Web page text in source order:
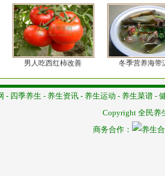
男人吃西红柿改善 冬季营养海带
- 四季养生 - 养生资讯 - 养生运动 - 养生菜谱 -
Copyright 全民养
商务合作：